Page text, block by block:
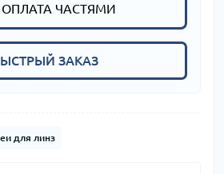
ОПЛАТА ЧАСТЯМИ
ЗАКАЗ
для линз